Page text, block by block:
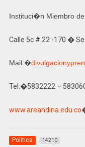
Instituci�n Miembro
Calle 5c # 22 -170 �
Mail:�
Tel:�5832222 –
www.areandina.edu.co
Politica 14210